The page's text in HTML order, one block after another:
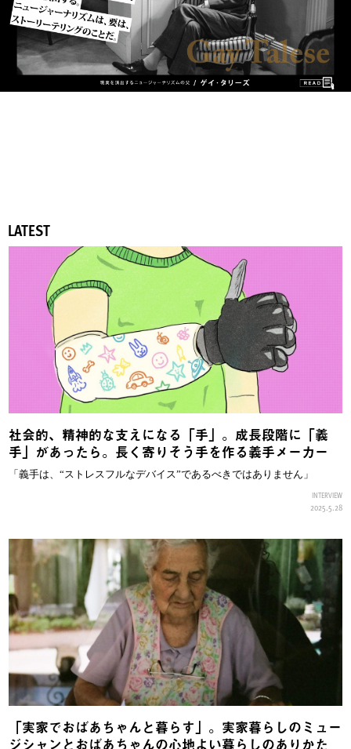
LATEST
社会的、精神的な支えになる「手」。成長段階に「義
手」があったら。長く寄りそう手を作る義手メーカー
「義手は、“ストレスフルなデバイス”であるべきではありません」
INTERVIEW
2025.5.28
「実家でおばあちゃんと暮らす」。実家暮らしのミュー
ジシャンとおばあちゃんの心地よい暮らしのありかた